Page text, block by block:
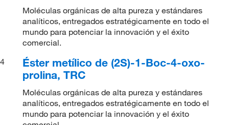
Moléculas orgánicas de alta pureza y estándares
analíticos, entregados estratégicamente en todo el
mundo para potenciar la innovación y el éxito
comercial.
4
Éster metílico de (2S)-1-Boc-4-oxo-
prolina, TRC
Moléculas orgánicas de alta pureza y estándares
analíticos, entregados estratégicamente en todo el
mundo para potenciar la innovación y el éxito